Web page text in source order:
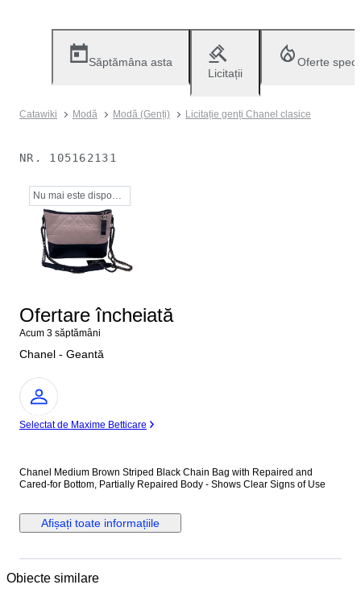
Săptămâna asta
Licitații
Oferte
Catawiki Modă Modă (Genți) Licitație genți Chanel clasice
NR. 105162131
Nu mai este disponibil
Ofertare încheiată
Acum 3 săptămâni
Chanel - Geantă
Expert
Selectat de Maxime Betticare
Chanel Medium Brown Striped Black Chain Bag with Repaired and
Cared-for Bottom, Partially Repaired Body - Shows Clear Signs of Use
Afișați toate informațiile
Obiecte similare